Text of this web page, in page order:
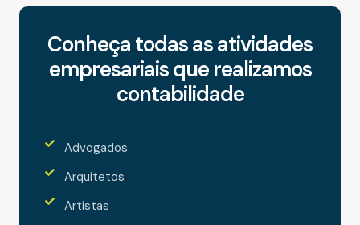
Conheça todas as atividades
empresariais que realizamos
contabilidade
Advogados
Arquitetos
Artistas